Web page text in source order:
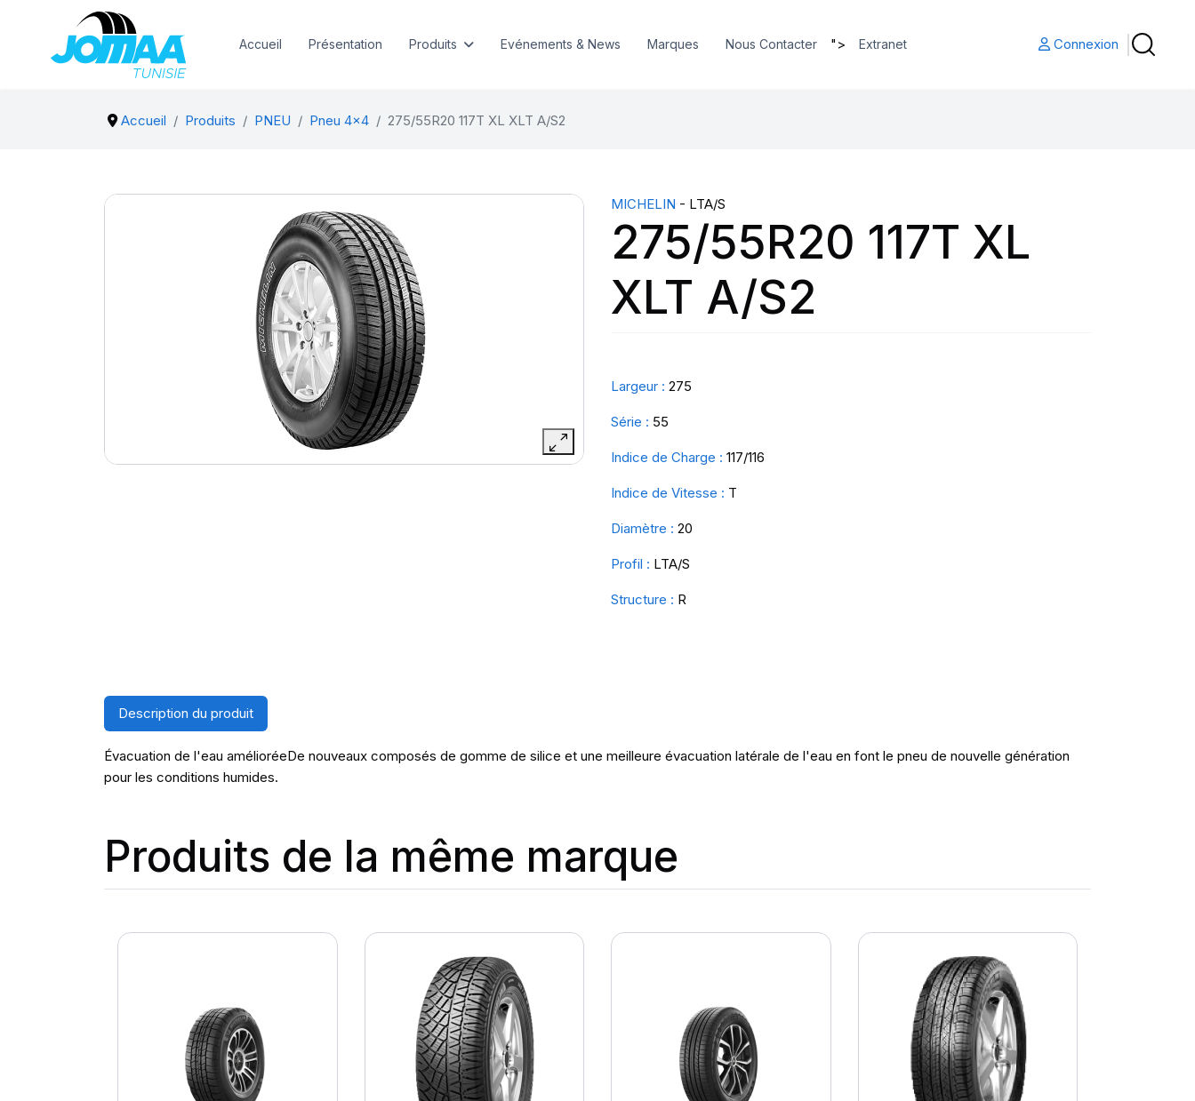
Accueil Présentation Produits Evénements & News Marques Nous Contacter "> Extranet Connexion
Accueil Produits PNEU Pneu 4x4 275/55R20 117T XL XLT A/S2
MICHELIN - LTA/S
275/55R20 117T XL
XLT A/S2
Largeur : 275
Série : 55
Indice de Charge : 117/116
Indice de Vitesse : T
Diamètre : 20
Profil : LTA/S
Structure : R
Description du produit
Évacuation de l'eau amélioréeDe nouveaux composés de gomme de silice et une meilleure évacuation latérale de l'eau en font le pneu de nouvelle génération
pour les conditions humides.
Produits de la même marque